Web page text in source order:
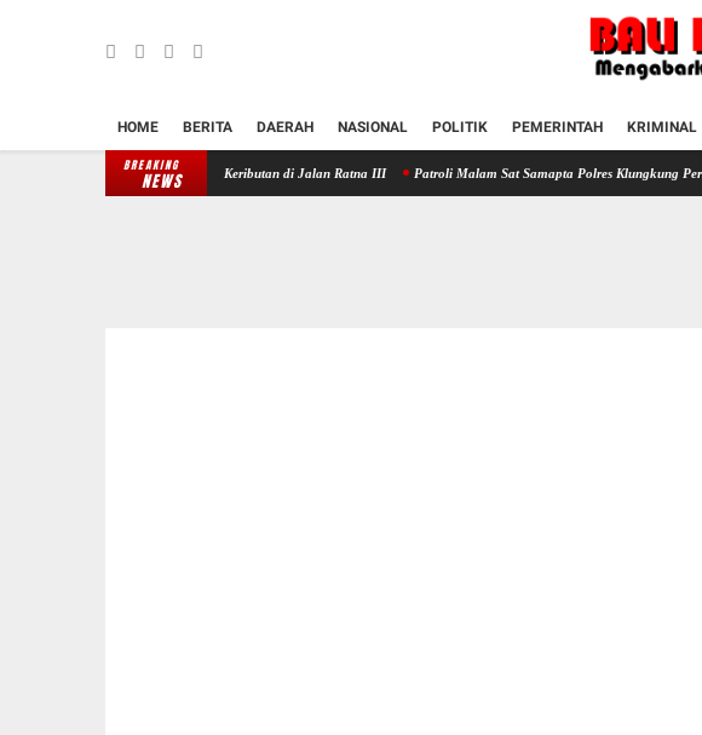
HOME BERITA DAERAH NASIONAL POLITIK PEMERINTAH KRIMINAL
BREAKING
NEWS
Klungkung Redam Keributan di Jalan Ratna III Patroli Malam Sat Samapta Polres Klungkung Perkuat